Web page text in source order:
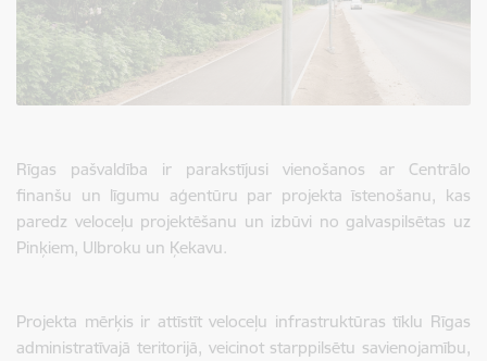
Rīgas pašvaldība ir parakstījusi vienošanos ar Centrālo
finanšu un līgumu aģentūru par projekta īstenošanu, kas
paredz veloceļu projektēšanu un izbūvi no galvaspilsētas uz
Pinķiem, Ulbroku un Ķekavu.
Projekta mērķis ir attīstīt veloceļu infrastruktūras tīklu Rīgas
administratīvajā teritorijā, veicinot starppilsētu savienojamību,